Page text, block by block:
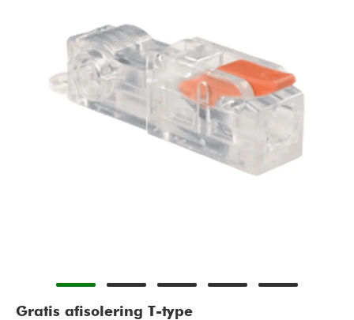
Gratis afisolering T-type